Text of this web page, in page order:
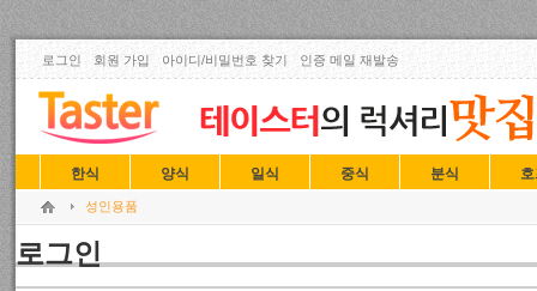
로그인 회원 가입 아이디/비밀번호 찾기 인증 메일 재발송
한식 양식 일식 중식 분식
성인용품
로그인